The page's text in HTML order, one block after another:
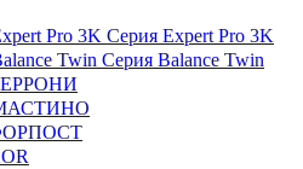
Серия Expert Pro 3K
Серия Balance Twin